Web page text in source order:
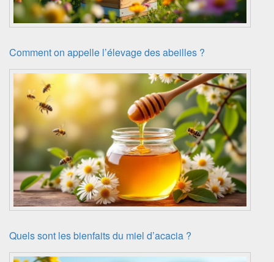
Comment on appelle l’élevage des abeilles ?
Quels sont les bienfaits du miel d’acacia ?